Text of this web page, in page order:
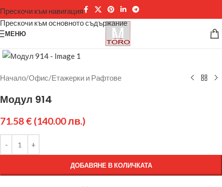
Прескочи към навигация
Прескочи към основното съдържание
МЕНЮ
Щракнете за уголемяване
Начало/Офис/Етажерки и Рафтове
Модул 914
71.58 € (140.00 лв.)
ДОБАВЯНЕ В КОЛИЧКАТА